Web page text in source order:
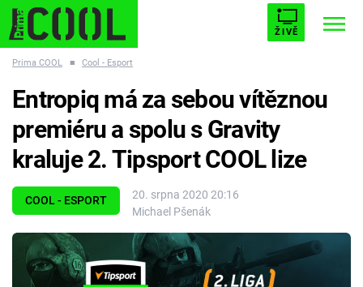
ŽIVĚ
ESCAPE PLNEJ KOTEL AVENGERS 5
Témata
Filmy
Prima COOL ■ Cool - Esport
COOL - ESPORT
20. srpna 2020 20:16
Michael Pšenák
Entropiq má za sebou vítěznou
premiéru a spolu s Gravity
kraluje 2. Tipsport COOL lize